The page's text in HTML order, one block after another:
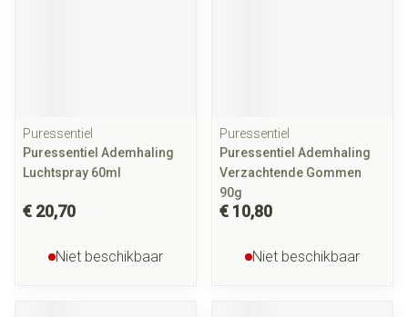
Puressentiel
Puressentiel Ademhaling
Luchtspray 60ml
€ 20,70
Niet beschikbaar
Puressentiel
Puressentiel Ademhaling
Verzachtende Gommen
90g
€ 10,80
Niet beschikbaar